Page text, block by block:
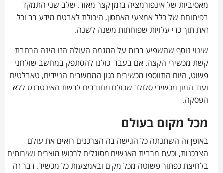
מאסיביות של אינפורמציה בזמן קצר מאוד. שלב שני התמקד
בפיתוחם של כלל אמצעי האחסון, היכולת לאבטח מידע רב וכל
זאת תוך כדי עלויות שפוחתות משנה לשנה.
שינוי נוסף שהשפיע רבות על המגמה העולה הזו הינה הרחבת
קשת מכשירי הקצה. אם בעבר יכולנו להסתפק במחשב שולחני
פשוט, היום התווספו מכשירים כגון המחשבים הניידים, טאבלטים
ועוד המון מכשירי סלולר שכולם מחוברים לרשת האינטרנט ללא
הפסקה.
מכל מקום בעולם
באופן זה השתנתה כל הגישה בה הצרכנים רואים את עולם
הצרכנות, וכעת מרבית האנשים מסוגלים לרכוש מוצרים ושירותים
בלחיצת כפתור פשוטה מכל מקום ובאמצעות כל מכשיר. דבר זה